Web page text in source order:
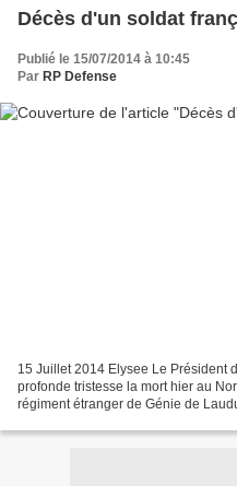
Décès d'un soldat
Publié le 15/07/2014 à 10:45
Par RP Defense
15 Juillet 2014 Elysee Le Président
profonde tristesse la mort hier au
régiment étranger de Génie de